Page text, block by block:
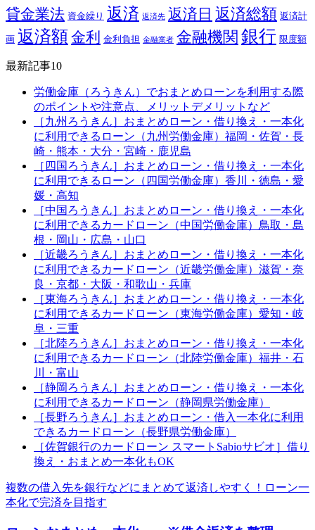
貸金業法 資金繰り 返済 返済先 返済日 返済総額 返済計
画 返済額金利 金利負担 金融業者 金融機関 銀行 限度額
最新記事10
労働金庫（ろうきん）でおまとめローンを利用する際
のポイントや注意点、メリットデメリットなど
［九州ろうきん］おまとめローン・借り換え・一本化
に利用できるローン（九州労働金庫）福岡・佐賀・長
崎・熊本・大分・宮崎・鹿児島
［四国ろうきん］おまとめローン・借り換え・一本化
に利用できるローン（四国労働金庫）香川・徳島・愛
媛・高知
［中国ろうきん］おまとめローン・借り換え・一本化
に利用できるカードローン（中国労働金庫）鳥取・島
根・岡山・広島・山口
［近畿ろうきん］おまとめローン・借り換え・一本化
に利用できるカードローン（近畿労働金庫）滋賀・奈
良・京都・大阪・和歌山・兵庫
［東海ろうきん］おまとめローン・借り換え・一本化
に利用できるカードローン（東海労働金庫）愛知・岐
阜・三重
［北陸ろうきん］おまとめローン・借り換え・一本化
に利用できるカードローン（北陸労働金庫）福井・石
川・富山
［静岡ろうきん］おまとめローン・借り換え・一本化
に利用できるカードローン（静岡県労働金庫）
［長野ろうきん］おまとめローン・借入一本化に利用
できるカードローン（長野県労働金庫）
［佐賀銀行のカードローン スマートSabioサビオ］借り
換え・おまとめ一本化もOK
複数の借入先を銀行などにまとめて返済しやすく！ローン一
本化で完済を目指す